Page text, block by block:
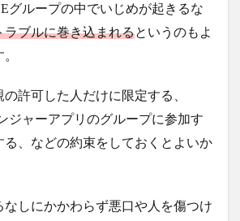
グループの中でいじめが起きるな
ラブルに巻き込まれるというのもよ
許可した人だけに限定する、
ジャーアプリのグループに参加す
る、などの約束をしておくとよいか
なしにかかわらず悪口や人を傷つけ